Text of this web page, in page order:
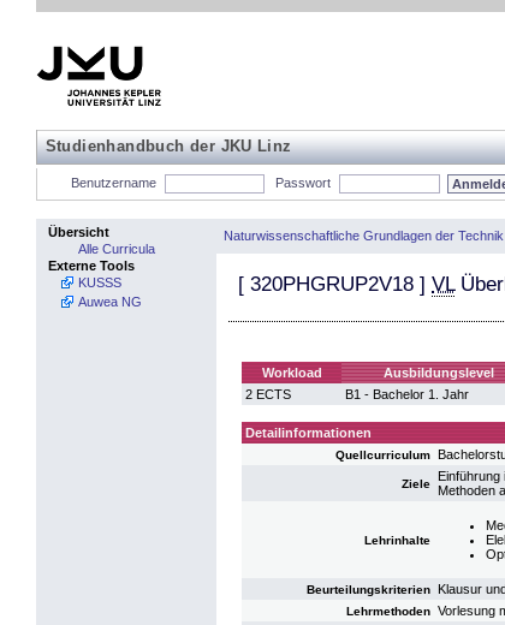
Studienhandbuch der JKU Linz
Benutzername Passwort
Übersicht
Alle Curricula
Externe Tools
KUSSS
Auwea NG
Naturwissenschaftliche Grundlagen der
[ 320PHGRUP2V18 ] VL
Workload Ausbildungslevel
2 ECTS
B1 - Bachelor 1. Jahr
Detailinformationen
Quellcurriculum
Ziele
Methoden
Lehrinhalte
Beurteilungskriterien Klausur
Lehrmethoden Vorlesung